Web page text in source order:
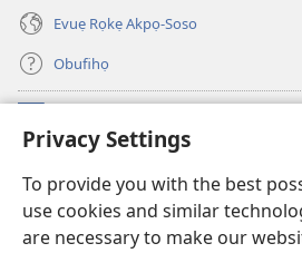
Privacy Settings
To provide you with the best
use cookies and similar
are necessary to make our
Evuẹ Rọkẹ Akpọ-Soso
Obufihọ
(opens
new
UWOU-EBE ITANẸTE orọ
(opens
new
window)JW Hub
(opens